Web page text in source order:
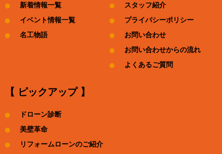
新着情報一覧
イベント情報一覧
名工物語
スタッフ紹介
プライバシーポリシー
お問い合わせ
お問い合わせからの流れ
よくあるご質問
【 ピックアップ 】
ドローン診断
美壁革命
リフォームローンのご紹介